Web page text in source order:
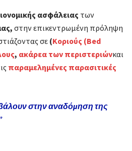
μέλλον.!!
ασφάλειας των
στην επικεντρωμένη πρόληψη
σε (Κοριούς (Bed
, ακάρεα των περιστεριώνκαι
παραμελημένες παρασιτικές
στην αναδόμηση της